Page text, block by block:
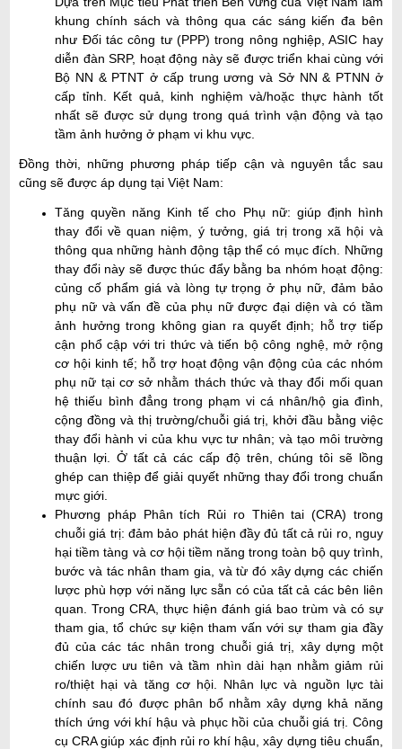
khung chính sách và thông qua các sáng kiến đa bên
như Đối tác công tư (PPP) trong nông nghiệp, ASIC hay
diễn đàn SRP, hoạt động này sẽ được triển khai cùng với
Bộ NN & PTNT ở cấp trung ương và Sở NN & PTNN ở
cấp tỉnh. Kết quả, kinh nghiệm và/hoặc thực hành tốt
nhất sẽ được sử dụng trong quá trình vận động và tạo
tầm ảnh hưởng ở phạm vi khu vực.
Đồng thời, những phương pháp tiếp cận và nguyên tắc sau
cũng sẽ được áp dụng tại Việt Nam:
Tăng quyền năng Kinh tế cho Phụ nữ: giúp định hình
thay đổi về quan niệm, ý tưởng, giá trị trong xã hội và
thông qua những hành động tập thể có mục đích. Những
thay đổi này sẽ được thúc đẩy bằng ba nhóm hoạt động:
củng cố phẩm giá và lòng tự trọng ở phụ nữ, đảm bảo
phụ nữ và vấn đề của phụ nữ được đại diện và có tầm
ảnh hưởng trong không gian ra quyết định; hỗ trợ tiếp
cận phổ cập với tri thức và tiến bộ công nghệ, mở rộng
cơ hội kinh tế; hỗ trợ hoạt động vận động của các nhóm
phụ nữ tại cơ sở nhằm thách thức và thay đổi mối quan
hệ thiếu bình đẳng trong phạm vi cá nhân/hộ gia đình,
cộng đồng và thị trường/chuỗi giá trị, khởi đầu bằng việc
thay đổi hành vi của khu vực tư nhân; và tạo môi trường
thuận lợi. Ở tất cả các cấp độ trên, chúng tôi sẽ lồng
ghép can thiệp để giải quyết những thay đổi trong chuẩn
mực giới.
Phương pháp Phân tích Rủi ro Thiên tai (CRA) trong
chuỗi giá trị: đảm bảo phát hiện đầy đủ tất cả rủi ro, nguy
hại tiềm tàng và cơ hội tiềm năng trong toàn bộ quy trình,
bước và tác nhân tham gia, và từ đó xây dựng các chiến
lược phù hợp với năng lực sẵn có của tất cả các bên liên
quan. Trong CRA, thực hiện đánh giá bao trùm và có sự
tham gia, tổ chức sự kiện tham vấn với sự tham gia đầy
đủ của các tác nhân trong chuỗi giá trị, xây dựng một
chiến lược ưu tiên và tầm nhìn dài hạn nhằm giảm rủi
ro/thiệt hại và tăng cơ hội. Nhân lực và nguồn lực tài
chính sau đó được phân bổ nhằm xây dựng khả năng
thích ứng với khí hậu và phục hồi của chuỗi giá trị. Công
cụ CRA giúp xác định rủi ro khí hậu, xây dựng tiêu chuẩn,